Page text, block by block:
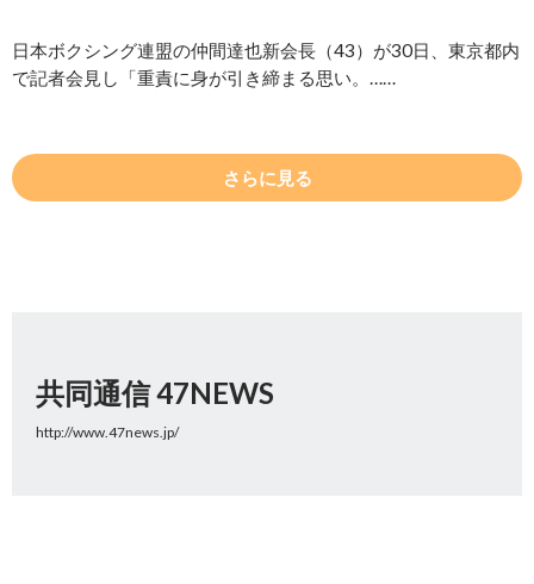
日本ボクシング連盟の仲間達也新会長（43）が30日、東京都内
で記者会見し「重責に身が引き締まる思い。……
さらに見る
共同通信 47NEWS
http://www.47news.jp/